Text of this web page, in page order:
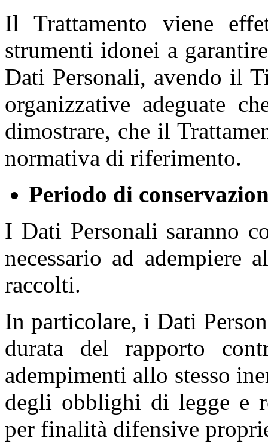
Il Trattamento viene
strumenti idonei a
Dati Personali, avendo il
organizzative adeguate
dimostrare, che il
normativa di riferimento.
Periodo di
I Dati Personali saranno
necessario ad
raccolti.
In particolare, i Dati
durata del rapporto
adempimenti allo stesso
degli obblighi di legge e
per finalità difensive